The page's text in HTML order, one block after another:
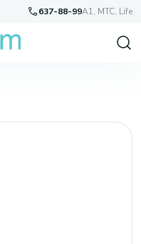
637-88-99A1, МТС, Life